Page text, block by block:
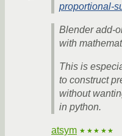
proportional-
Blender add-
with
This is
to construct
without
in python.
atsym ★★★★★